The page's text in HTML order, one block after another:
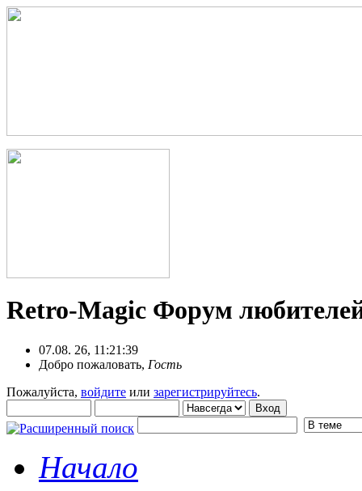
Retro-Magic Форум
07.08. 26, 11:21:39
Добро пожаловать, Гость
Пожалуйста, войдите или зарегистрируйтесь.
Начало